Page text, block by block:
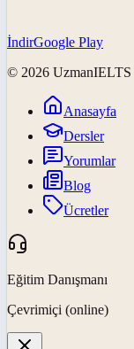
İndirGoogle Play
© 2026 UzmanIELTS
Anasayfa
Dersler
Yorumlar
Blog
Ücretler
Eğitim Danışmanı
Çevrimiçi (online)